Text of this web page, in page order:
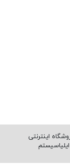
اینترنتی